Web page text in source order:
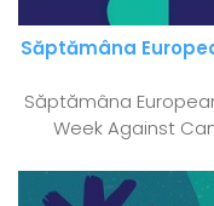
Săptămâna
Săptămâna
Week Against